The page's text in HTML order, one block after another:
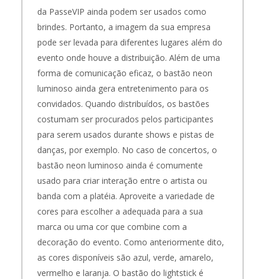
da PasseVIP ainda podem ser usados como
brindes. Portanto, a imagem da sua empresa
pode ser levada para diferentes lugares além do
evento onde houve a distribuição. Além de uma
forma de comunicação eficaz, o bastão neon
luminoso ainda gera entretenimento para os
convidados. Quando distribuídos, os bastões
costumam ser procurados pelos participantes
para serem usados durante shows e pistas de
danças, por exemplo. No caso de concertos, o
bastão neon luminoso ainda é comumente
usado para criar interação entre o artista ou
banda com a platéia. Aproveite a variedade de
cores para escolher a adequada para a sua
marca ou uma cor que combine com a
decoração do evento. Como anteriormente dito,
as cores disponíveis são azul, verde, amarelo,
vermelho e laranja. O bastão do lightstick é